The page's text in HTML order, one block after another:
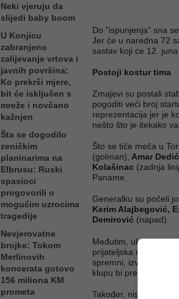
Neki vjeruju da
slijedi baby boom
U Konjicu
zabranjeno
zalijevanje vrtova i
javnih površina:
Ko prekrši mjere,
bit će isključen s
mreže i novčano
kažnjen
Šta se dogodilo
zeničkim
planinarima na
Elbrusu: Ruski
spasioci
progovorili o
mogućim uzrocima
tragedije
Nevjerovatne
brojke: Tokom
Merlinovih
koncerata gotovo
156 miliona KM
prometa
Do "ispunjenja" sna
Jer će u naredna 72
sastav koji će 12.
Postoji kostur tima
Zmajevi su postali
pogoditi veći broj
reprezentacija jer je
nešto što je itekako
Što se tiče meča u
(golman), Amar
Kolašinac (zadnja
Paname.
Generalku su počeli
Kerim Alajbegović,
Demirović (napad).
Međutim, ukoliko
prijateljska meča u
spremni, izvjesno je
klupu bi preselili Lukić
Također, nisu